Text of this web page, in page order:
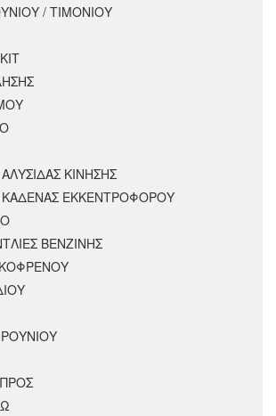
/ ΤΙΜΟΝΙΟΥ
ΚΙΝΗΣΗΣ
ΕΚΚΕΝΤΡΟΦΟΡΟΥ
ΒΕΝΖΙΝΗΣ